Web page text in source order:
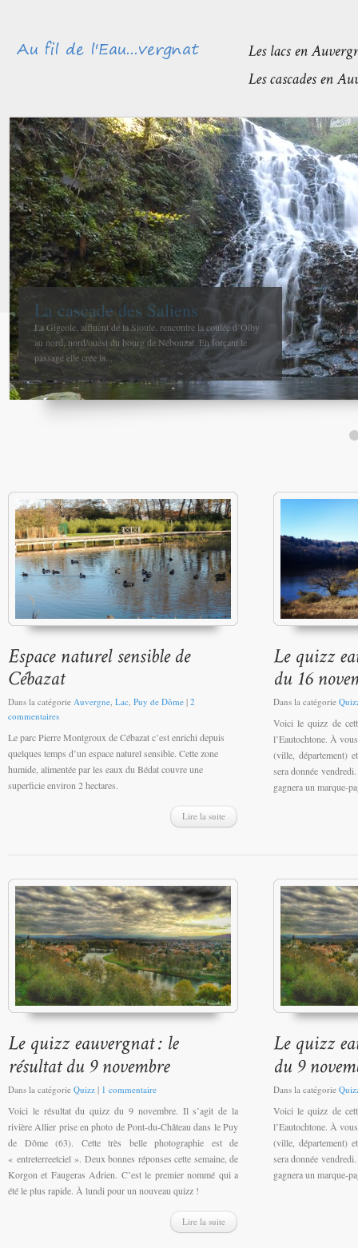
Méandres et boires de la Sioule
avant de rejoindre l’Allier
La confluence entre la Sioule et l’Allier se fait entre Contigny
et La Ferté-Hauterive peu après Saint-Pourçain sur-Sioule à...
Dans la catégorie Auvergne, Lac, Puy de Dôme | 2
commentaires
Le parc Pierre Montgroux de Cébazat c’est enrichi depuis
quelques temps d’un espace naturel sensible. Cette zone
humide, alimentée par les eaux du Bédat couvre une
superficie environ 2 hectares.
Lire la suite
Dans la catégorie
Voici le quizz de
l’Eautochtone. À
(ville, département)
sera donnée
gagnera un marque-
Dans la catégorie Quizz | 1 commentaire
Voici le résultat du quizz du 9 novembre. Il s’agit de la
rivière Allier prise en photo de Pont-du-Château dans le Puy
de Dôme (63). Cette très belle photographie est de
« entreterreetciel ». Deux bonnes réponses cette semaine, de
Korgon et Faugeras Adrien. C’est le premier nommé qui a
été le plus rapide. À lundi pour un nouveau quizz !
Lire la suite
Dans la catégorie
Voici le quizz de
l’Eautochtone. À
(ville, département)
sera donnée
gagnera un marque-